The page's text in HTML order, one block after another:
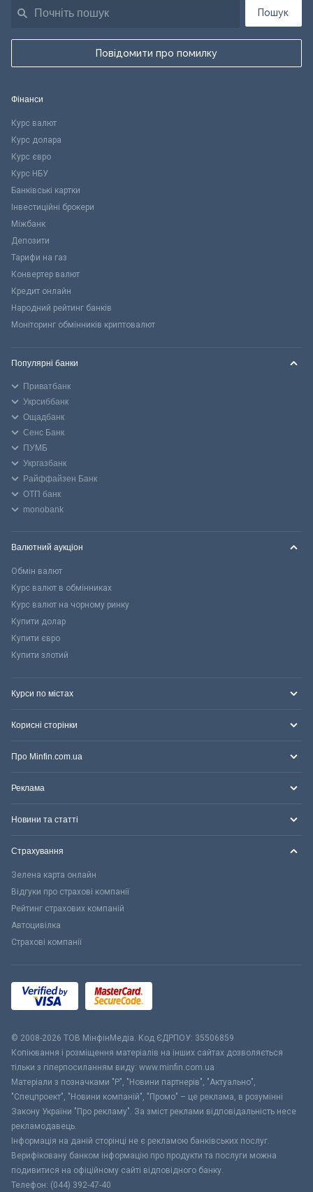
Пошук
Повідомити про помилку
Фінанси
Курс валют
Курс долара
Курс євро
Курс НБУ
Банківські картки
Інвестиційні брокери
Міжбанк
Депозити
Тарифи на газ
Конвертер валют
Кредит онлайн
Народний рейтинг банків
Моніторинг обмінників криптовалют
Популярні банки
Приватбанк
Укрсиббанк
Ощадбанк
Сенс Банк
ПУМБ
Укргазбанк
Райффайзен Банк
ОТП банк
monobank
Валютний аукціон
Обмін валют
Курс валют в обмінниках
Курс валют на чорному ринку
Купити долар
Купити євро
Купити злотий
Курси по містах
Корисні сторінки
Про Minfin.com.ua
Реклама
Новини та статті
Страхування
Зелена карта онлайн
Відгуки про страхові компанії
Рейтинг страхових компаній
Автоцивілка
Страхові компанії
© 2008-2026 ТОВ МiнфiнМедiа. Код ЄДРПОУ: 35506859
Копіювання і розміщення матеріалів на інших сайтах дозволяється
тільки з гіперпосиланням виду: www.minfin.com.ua
Матеріали з позначками "Р", "Новини партнерів", "Актуально",
"Спецпроект", "Новини компаній", "Промо" – це реклама, в розумінні
Закону України "Про рекламу". За зміст реклами відповідальність несе
рекламодавець.
Інформація на даній сторінці не є рекламою банківських послуг.
Верифіковану банком інформацію про продукти та послуги можна
подивитися на офіційному сайті відповідного банку.
Телефон: (044) 392-47-40